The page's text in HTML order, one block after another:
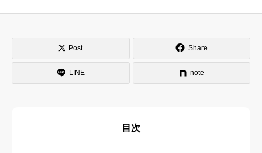
Post Share
LINE note
目次